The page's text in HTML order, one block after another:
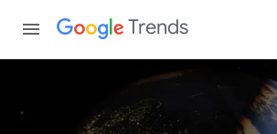
Trends